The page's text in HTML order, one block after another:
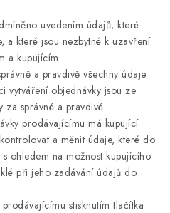
uvedením údajů, které
a které jsou nezbytné k uzavření
a kupujícím.
a pravdivě všechny údaje.
vytváření objednávky jsou ze
za správné a pravdivé.
prodávajícímu má kupující
a měnit údaje, které do
ohledem na možnost kupujícího
při jeho zadávání údajů do
stisknutím tlačítka